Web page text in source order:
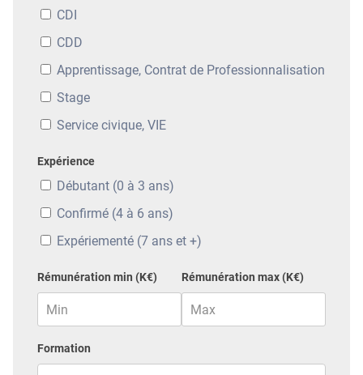
CDI
CDD
Apprentissage, Contrat de Professionnalisation
Stage
Service civique, VIE
Expérience
Débutant (0 à 3 ans)
Confirmé (4 à 6 ans)
Expériementé (7 ans et +)
Rémunération min (K€) Rémunération max (K€)
Formation